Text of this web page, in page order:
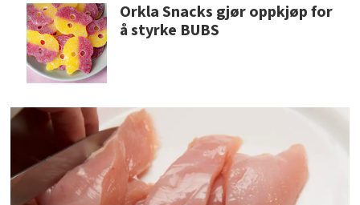
Orkla Snacks gjør oppkjøp for
å styrke BUBS